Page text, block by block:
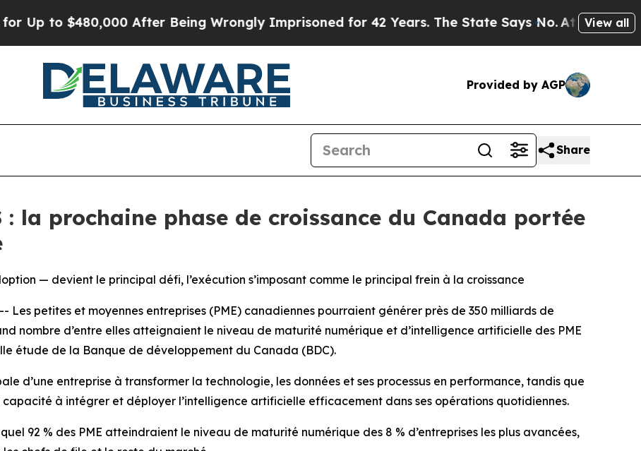
$480,000 After Being Wrongly Imprisoned for 42 Years. The State Says No.At the Command of
View all
Provided by AGP
Share
: la prochaine phase de croissance du Canada portée
— devient le principal défi, l’exécution s’imposant comme le principal frein à la croissance
-- Les petites et moyennes entreprises (PME) canadiennes pourraient générer près de 350 milliards de
nombre d’entre elles atteignaient le niveau de maturité numérique et d’intelligence artificielle des PME
étude de la Banque de développement du Canada (BDC).
d’une entreprise à transformer la technologie, les données et ses processus en performance, tandis que
à intégrer et déployer l’intelligence artificielle efficacement dans ses opérations quotidiennes.
92 % des PME atteindraient le niveau de maturité numérique des 8 % d’entreprises les plus avancées,